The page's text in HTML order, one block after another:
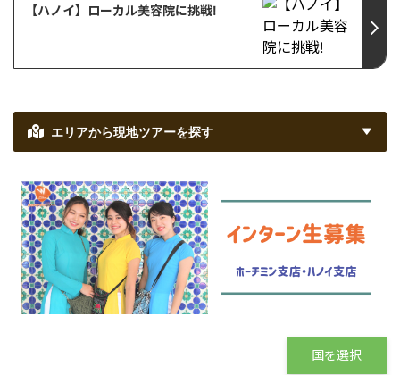
【ハノイ】ローカル美容院に挑戦!
エリアから現地ツアーを探す
国を選択